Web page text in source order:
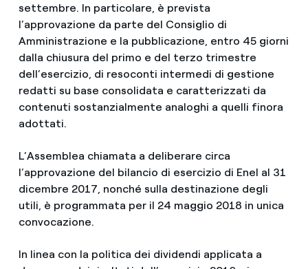
settembre. In particolare, è prevista
l’approvazione da parte del Consiglio di
Amministrazione e la pubblicazione, entro 45 giorni
dalla chiusura del primo e del terzo trimestre
dell’esercizio, di resoconti intermedi di gestione
redatti su base consolidata e caratterizzati da
contenuti sostanzialmente analoghi a quelli finora
adottati.
L’Assemblea chiamata a deliberare circa
l’approvazione del bilancio di esercizio di Enel al 31
dicembre 2017, nonché sulla destinazione degli
utili, è programmata per il 24 maggio 2018 in unica
convocazione.
In linea con la politica dei dividendi applicata a